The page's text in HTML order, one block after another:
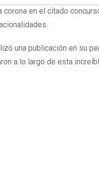
en el citado
una publicación en su
a lo largo de esta